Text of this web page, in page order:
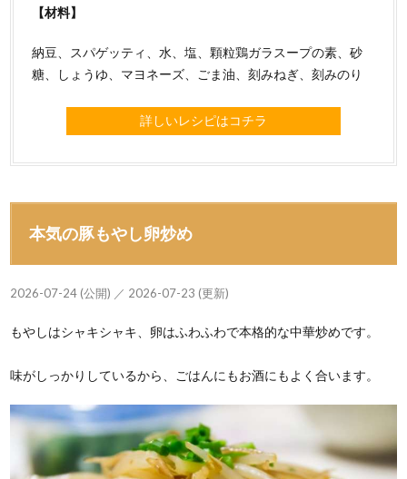
【材料】
納豆、スパゲッティ、水、塩、顆粒鶏ガラスープの素、砂
糖、しょうゆ、マヨネーズ、ごま油、刻みねぎ、刻みのり
詳しいレシピはコチラ
本気の豚もやし卵炒め
2026-07-24 (公開) ／ 2026-07-23 (更新)
もやしはシャキシャキ、卵はふわふわで本格的な中華炒めです。
味がしっかりしているから、ごはんにもお酒にもよく合います。